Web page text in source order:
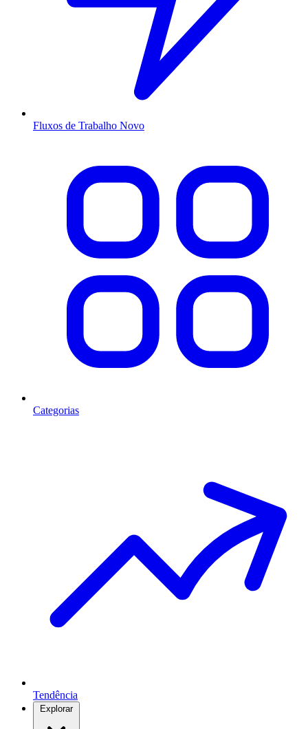
Fluxos de Trabalho Novo
Categorias
Tendência
Explorar